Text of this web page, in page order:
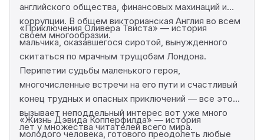
английского общества, финансовых махинаций и
коррупции. В общем викторианская Англия во всем
своем многообразии.
«Приключения Оливера Твиста» — история
мальчика, оказавшегося сиротой, вынужденного
скитаться по мрачным трущобам Лондона.
Перипетии судьбы маленького героя,
многочисленные встречи на его пути и счастливый
конец трудных и опасных приключений — все это
вызывает неподдельный интерес вот уже много
лет у множества читателей всего мира.
«Жизнь Дэвида Копперфилда» — история
молодого человека, готового преодолеть любые